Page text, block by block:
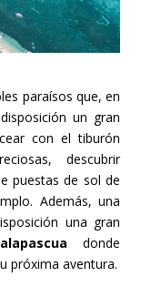
paraísos que, en
un gran
con el tiburón
descubrir
puestas de sol de
Además, una
una gran
donde
próxima aventura.